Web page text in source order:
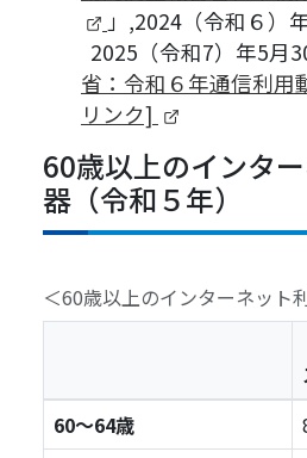
（新しいタブで開き
」,2024（令和６）
2025（令和7）年5月
省：令和６年通信利用
リンク]
60歳以上のインタ
器（令和５年）
＜60歳以上のインターネット
60～64歳